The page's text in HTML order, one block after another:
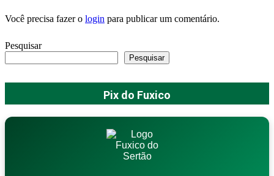
Você precisa fazer o login para publicar um comentário.
Pesquisar
Pesquisar
Pix do Fuxico